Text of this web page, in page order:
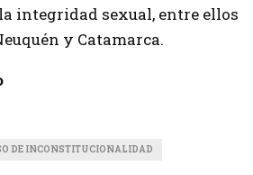
integridad sexual, entre ellos
y Catamarca.
DE INCONSTITUCIONALIDAD